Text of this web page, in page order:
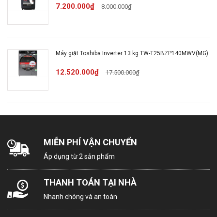
đến thiết kế tối giản, tinh tế, lấy cảm hứng từ lối sống
hiện đại, phù hợp với không gian sống đương đại. Cửa
liền mạch, làm nổi bật sự sang trọng và tính thẩm mỹ
cao. Mỗi chi tiết trên máy đều được chăm chút tỉ mỉ,
góp phần tạo điểm nhấn hoàn hảo cho không gian
7.200.000₫ 8.000.000₫
Máy giặt Toshiba Inverter 13 kg TW-T25BZP140MWV(MG)
12.520.000₫ 17.500.000₫
MIỄN PHÍ VẬN CHUYỂN
Áp dụng từ 2 sản phẩm
THANH TOÁN TẠI NHÀ
Nhanh chóng và an toàn